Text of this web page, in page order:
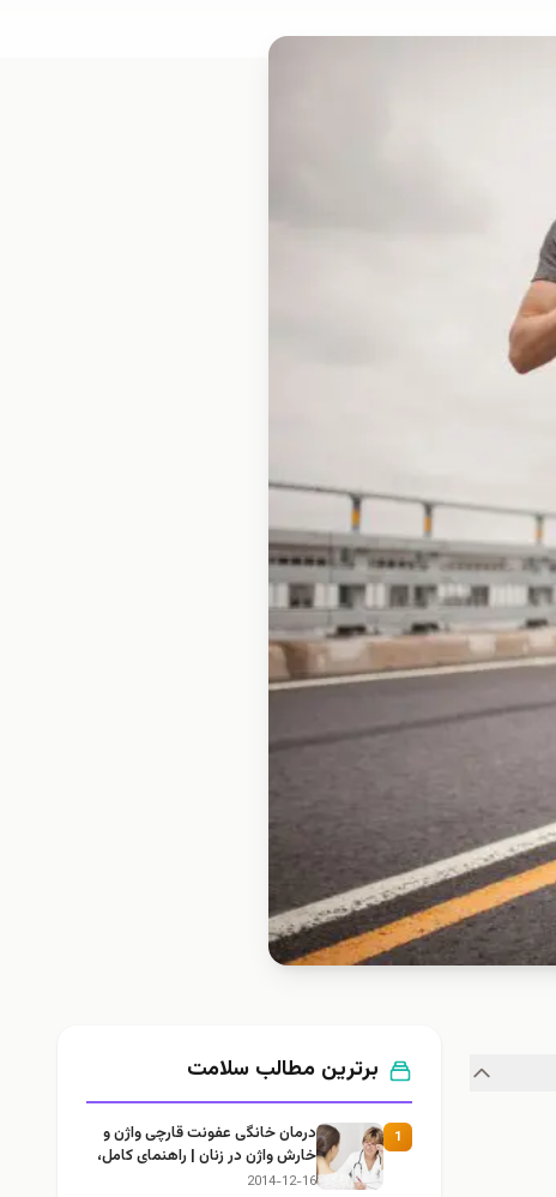
برترین مطالب سلامت
1
درمان خانگی عفونت قارچی واژن و
خارش واژن در زنان | راهنمای کامل،
ایمن و کاربردی
2014-12-16